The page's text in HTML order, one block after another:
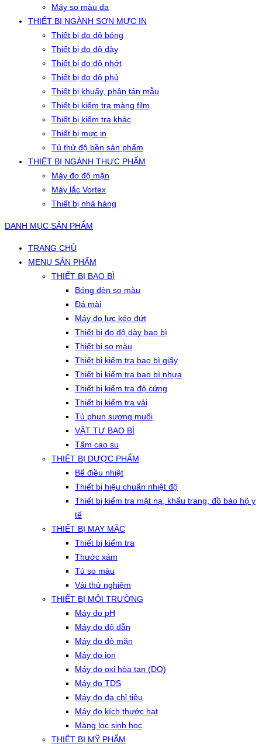
Máy so màu da
THIẾT BỊ NGÀNH SƠN MỰC IN
Thiết bị đo độ bóng
Thiết bị đo độ dày
Thiết bị đo độ nhớt
Thiết bị đo độ phủ
Thiết bị khuấy, phân tán mẫu
Thiết bị kiểm tra màng film
Thiết bị kiểm tra khác
Thiết bị mực in
Tủ thử độ bền sản phẩm
THIẾT BỊ NGÀNH THỰC PHẨM
Máy đo độ mặn
Máy lắc Vortex
Thiết bị nhà hàng
DANH MỤC SẢN PHẨM
TRANG CHỦ
MENU SẢN PHẨM
THIẾT BỊ BAO BÌ
Bóng đèn so màu
Đá mài
Máy đo lực kéo đứt
Thiết bị đo độ dày bao bì
Thiết bị so màu
Thiết bị kiểm tra bao bì giấy
Thiết bị kiểm tra bao bì nhựa
Thiết bị kiểm tra độ cứng
Thiết bị kiểm tra vải
Tủ phun sương muối
VẬT TƯ BAO BÌ
Tấm cao su
THIẾT BỊ DƯỢC PHẨM
Bể điều nhiệt
Thiết bị hiệu chuẩn nhiệt độ
Thiết bị kiểm tra mặt nạ, khẩu trang, đồ bảo hộ y
tế
THIẾT BỊ MAY MẶC
Thiết bị kiểm tra
Thước xám
Tủ so màu
Vải thử nghiệm
THIẾT BỊ MÔI TRƯỜNG
Máy đo pH
Máy đo độ dẫn
Máy đo độ mặn
Máy đo ion
Máy đo oxi hòa tan (DO)
Máy đo TDS
Máy đo đa chỉ tiêu
Máy đo kích thước hạt
Màng lọc sinh học
THIẾT BỊ MỸ PHẨM